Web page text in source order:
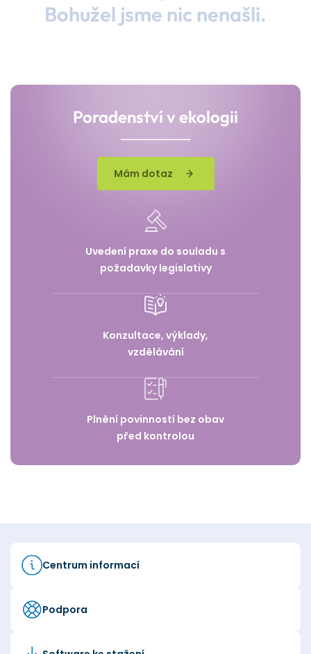
Bohužel jsme nic nenašli.
Poradenství v ekologii
Mám dotaz
Uvedení praxe do souladu s
požadavky legislativy
Konzultace, výklady,
vzdělávání
Plnění povinností bez obav
před kontrolou
Centrum informací
Podpora